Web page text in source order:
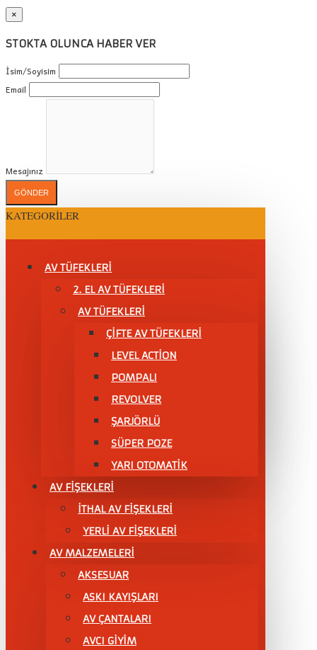
×
STOKTA OLUNCA HABER VER
İsim/Soyisim
Email
Mesajınız
GÖNDER
KATEGORILER
AV TÜFEKLERİ
2. EL AV TÜFEKLERİ
AV TÜFEKLERI
ÇIFTE AV TÜFEKLERI
LEVEL ACTİON
POMPALI
REVOLVER
ŞARJÖRLÜ
SÜPER POZE
YARI OTOMATİK
AV FİŞEKLERİ
İTHAL AV FİŞEKLERİ
YERLİ AV FİŞEKLERİ
AV MALZEMELERİ
AKSESUAR
ASKI KAYIŞLARI
AV ÇANTALARI
AVCI GİYİM